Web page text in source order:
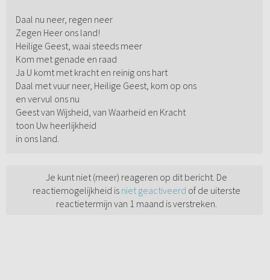
Daal nu neer, regen neer
Zegen Heer ons land!
Heilige Geest, waai steeds meer
Kom met genade en raad
Ja U komt met kracht en reinig ons hart
Daal met vuur neer, Heilige Geest, kom op ons
en vervul ons nu
Geest van Wijsheid, van Waarheid en Kracht
toon Uw heerlijkheid
in ons land.
Je kunt niet (meer) reageren op dit bericht. De
reactiemogelijkheid is niet geactiveerd of de uiterste
reactietermijn van 1 maand is verstreken.